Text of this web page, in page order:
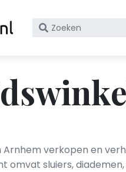
Zoek
KvK
nummer
Arnhem verkopen en
omvat sluiers,